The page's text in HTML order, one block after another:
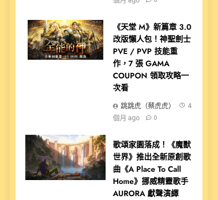
《天堂 M》新篇章 3.0
改版懶人包！神聖劍士
PVE / PVP 技能重
作，7 張 GAMA
COUPON 領取攻略一
次看
跳跳虎（蔡虎虎）
4
個月 ago
0
歌頌家園落成！《魔獸
世界》推出全新原創歌
曲《A Place To Call
Home》挪威精靈歌手
AURORA 獻聲演繹